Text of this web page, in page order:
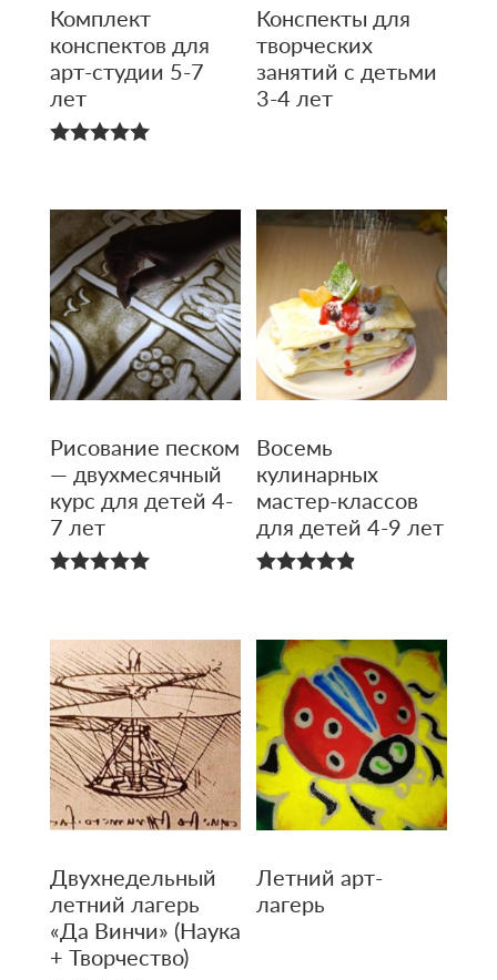
Комплект
конспектов для
арт-студии 5-7
лет
Конспекты для
творческих
занятий с детьми
3-4 лет
Рисование песком
— двухмесяч­ный
курс для детей 4-
7 лет
Восемь
кулинарных
мастер-классов
для детей 4-9 лет
Двухнедель­ный
летний лагерь
«Да Винчи» (Наука
+ Творчество)
Летний арт-
лагерь